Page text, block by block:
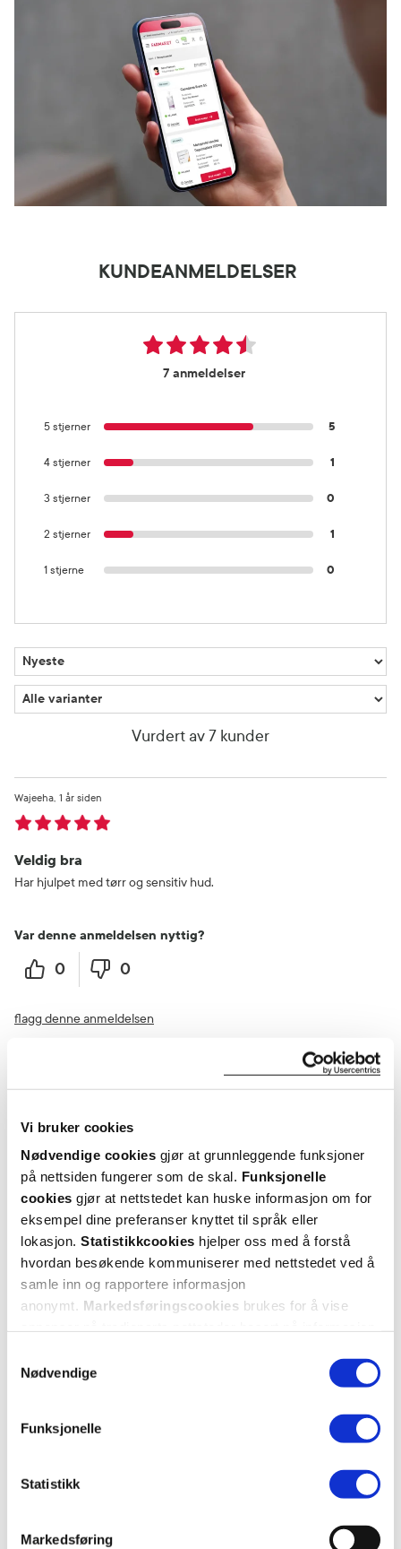
Vi bruker cookies
Nødvendige cookies gjør at grunnleggende funksjoner
på nettsiden fungerer som de skal. Funksjonelle
cookies gjør at nettstedet kan huske informasjon om for
eksempel dine preferanser knyttet til språk eller
lokasjon. Statistikkcookies hjelper oss med å forstå
hvordan besøkende kommuniserer med nettstedet ved å
samle inn og rapportere informasjon
anonymt. Markedsføringscookies brukes for å vise
Nødvendige
Funksjonelle
Statistikk
Markedsføring
KUNDEANMELDELSER
7 anmeldelser
5 stjerner 5
4 stjerner 1
3 stjerner 0
2 stjerner 1
1 stjerne 0
Vurdert av 7 kunder
Veldig bra
1 år siden
Wajeeha
Har hjulpet med tørr og sensitiv hud.
Var denne anmeldelsen nyttig?
0 0
flagg denne anmeldelsen
Kvalitetsprodukt som passer til fet og sensitiv hud
Jeg merker ikke noe dramatisk forskjell, men det er en veldig lett
ampull som trekker raskt inn i huden. Den passer altså veldig bra for
de med oljete hud. For de med tørr hud vil jeg heller anbefale
propolis ampullen til cosrx. Jeg har veldig sensitiv hud, og denne gir
meg ikke noen problemer. Den har en kort ingrediensliste, og de
fleste vil nok tåle den.
Var denne anmeldelsen nyttig?
1 0
flagg denne anmeldelsen
Veldig bra
3 år siden
Khatera